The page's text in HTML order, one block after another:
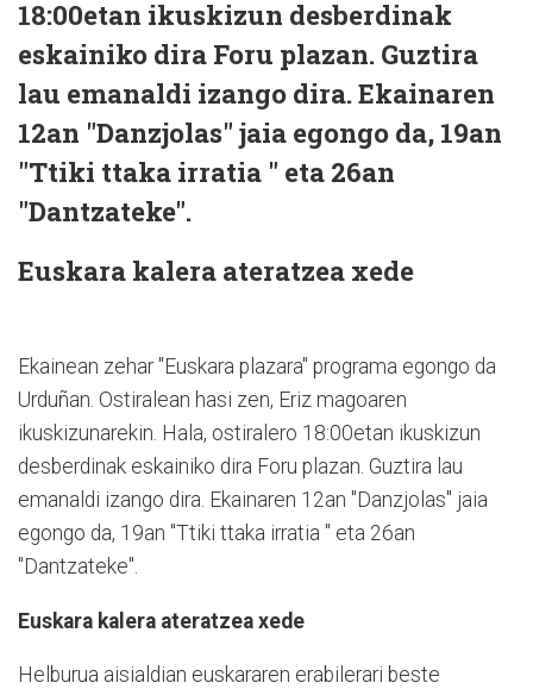
18:00etan ikuskizun desberdinak
eskainiko dira Foru plazan. Guztira
lau emanaldi izango dira. Ekainaren
12an "Danzjolas" jaia egongo da, 19an
"Ttiki ttaka irratia " eta 26an
"Dantzateke".
Euskara kalera ateratzea xede
Ekainean zehar "Euskara plazara" programa egongo da
Urduñan. Ostiralean hasi zen, Eriz magoaren
ikuskizunarekin. Hala, ostiralero 18:00etan ikuskizun
desberdinak eskainiko dira Foru plazan. Guztira lau
emanaldi izango dira. Ekainaren 12an "Danzjolas" jaia
egongo da, 19an "Ttiki ttaka irratia " eta 26an
"Dantzateke".
Euskara kalera ateratzea xede
Helburua aisialdian euskararen erabilerari beste